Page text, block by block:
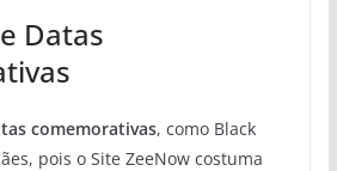
Datas
comemorativas, como Black
pois o Site ZeeNow costuma